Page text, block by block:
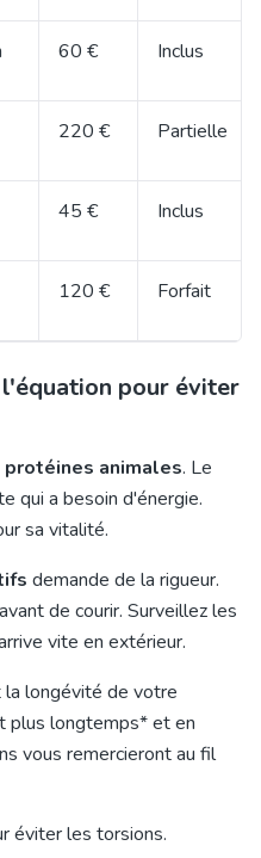
60 € Inclus
220 € Partielle
45 € Inclus
120 € Forfait
pour éviter
protéines animales. Le
qui a besoin d'énergie.
sa vitalité.
demande de la rigueur.
de courir. Surveillez les
vite en extérieur.
longévité de votre
plus longtemps* et en
vous remercieront au fil
éviter les torsions.